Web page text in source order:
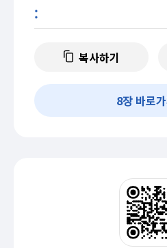
:
복사하기
8장 바로